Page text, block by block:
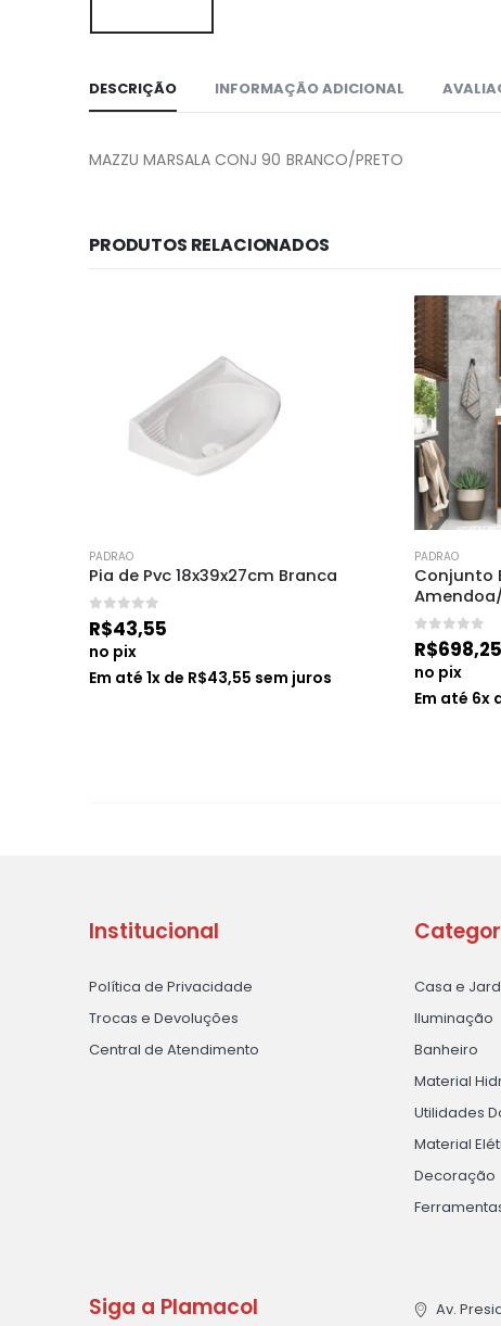
DESCRIÇÃO INFORMAÇÃO ADICIONAL
MAZZU MARSALA CONJ 90 BRANCO/PRETO
PRODUTOS RELACIONADOS
PADRAO
Pia de Pvc 18x39x27cm Branca
de 5
R$43,55
no pix
Em até 1x de R$43,55 sem juros
PADRAO
Conjunto
de 5
R$698,25
no pix
Em até 6x
Institucional
Política de Privacidade
Trocas e Devoluções
Central de Atendimento
Casa e
Iluminação
Banheiro
Material
Utilidades
Material
Decoração
Siga a Plamacol Av.